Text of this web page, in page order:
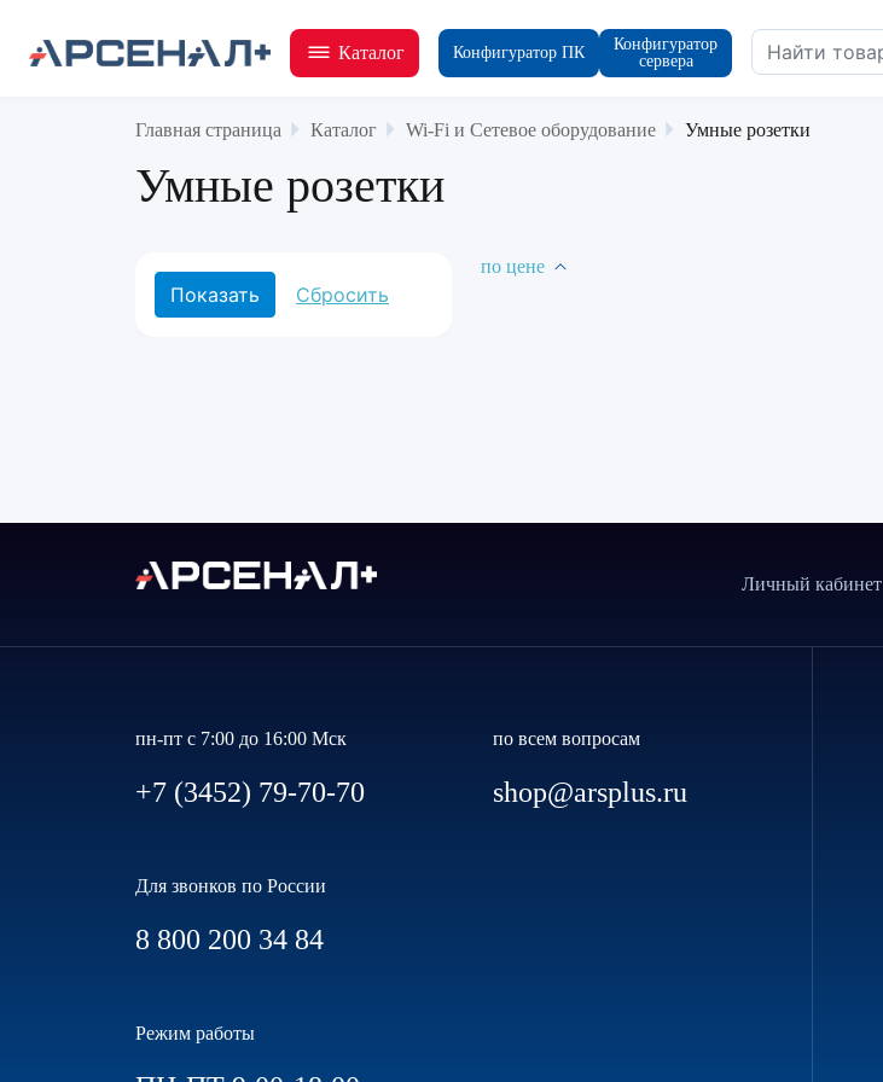
Каталог Конфигуратор ПК
Конфигуратор
сервера
Главная страница Каталог Wi-Fi и Сетевое оборудование Умные розетки
Умные розетки
по цене
Личный кабинет
пн-пт с 7:00 до 16:00 Мск
+7 (3452) 79-70-70
по всем вопросам
shop@arsplus.ru
Для звонков по России
8 800 200 34 84
Режим работы